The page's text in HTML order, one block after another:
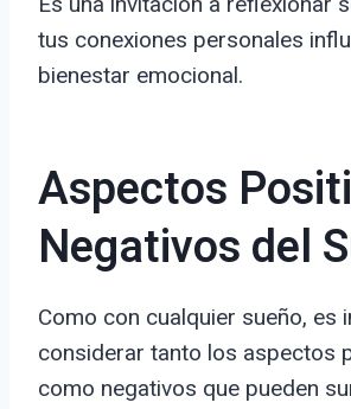
tus conexiones personales
bienestar emocional.
Aspectos
Negativos del
Como con cualquier sueño, es
considerar tanto los aspectos
como negativos que pueden